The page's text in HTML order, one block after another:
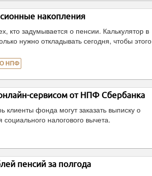
накопления
задумывается о пенсии. Калькулятор в
нужно откладывать сегодня, чтобы этого
НПФ
сервисом от НПФ Сбербанка
фонда могут заказать выписку о
налогового вычета.
пенсий за полгода